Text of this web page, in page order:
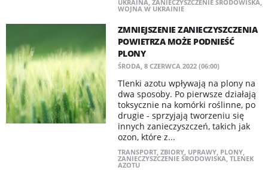
UKRAINA, ZANIECZYSZCZENIE ŚRODOWISKA,
WOJNA W UKRAINIE
ZMNIEJSZENIE ZANIECZYSZCZENIA
POWIETRZA MOŻE PODNIEŚĆ
PLONY
ŚRODA, 8 CZERWCA 2022 (06:00)
Tlenki azotu wpływają na plony na
dwa sposoby. Po pierwsze działają
toksycznie na komórki roślinne, po
drugie - sprzyjają tworzeniu się
innych zanieczyszczeń, takich jak
ozon, które z...
TRANSPORT, ZBIORY, UPRAWY, PLONY,
ZANIECZYSZCZENIE ŚRODOWISKA, TLENEK
AZOTU